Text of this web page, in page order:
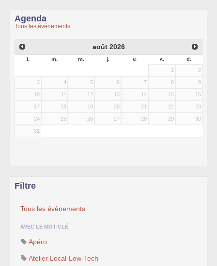
Agenda
Tous les événements
août 2026
l. m. m. j. v. s.
d.
1
2
3 4 5 6 7 8 9
10 11 12 13 14 15 16
17 18 19 20 21 22 23
24 25 26 27 28 29 30
31
Filtre
Tous les évènements
AVEC LE MOT-CLÉ
Apéro
Atelier Local-Low-Tech